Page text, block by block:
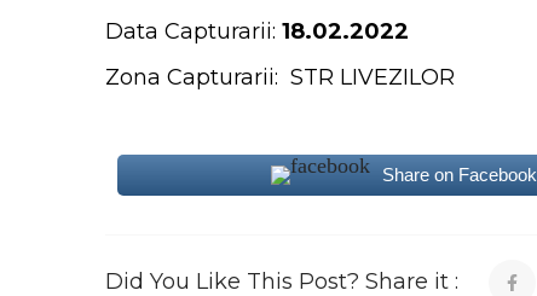
Data Capturarii: 18.02.2022
Zona Capturarii: STR LIVEZILOR
Share on Facebook
Did You Like This Post? Share it :